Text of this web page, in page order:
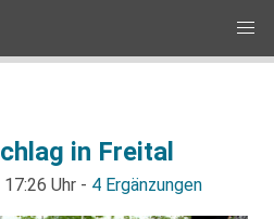
in Freital
17:26 Uhr - 4 Ergänzungen